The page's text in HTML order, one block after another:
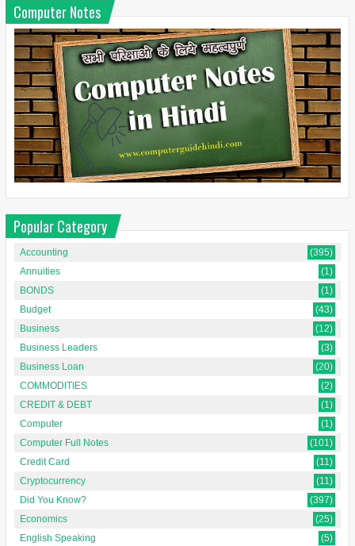
Computer Notes
Popular Category
Accounting
(395)
Annuities
(1)
BONDS
(1)
Budget
(43)
Business
(12)
Business Leaders
(3)
Business Loan
(20)
COMMODITIES
(2)
CREDIT & DEBT
(1)
Computer
(1)
Computer Full Notes
(101)
Credit Card
(11)
Cryptocurrency
(11)
Did You Know?
(397)
Economics
(25)
English Speaking
(5)